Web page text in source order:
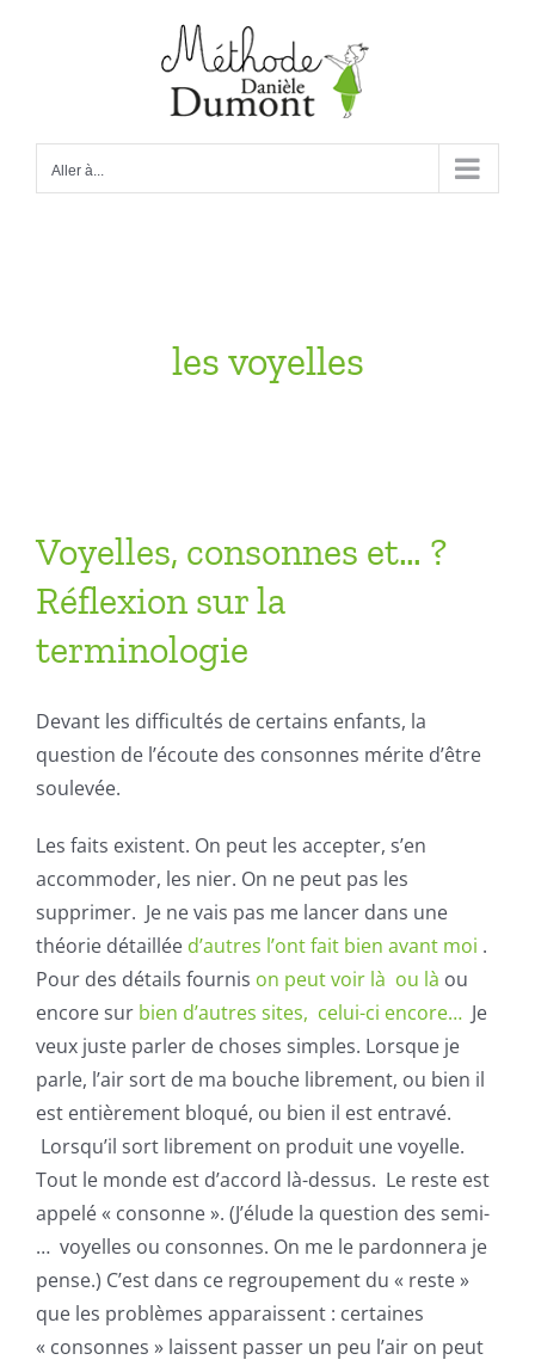
Aller à...
les voyelles
Voyelles, consonnes et… ?
Réflexion sur la
terminologie
Devant les difficultés de certains enfants, la
question de l’écoute des consonnes mérite d’être
soulevée.
Les faits existent. On peut les accepter, s’en
accommoder, les nier. On ne peut pas les
supprimer. Je ne vais pas me lancer dans une
théorie détaillée d’autres l’ont fait bien avant moi .
Pour des détails fournis on peut voir là ou là ou
encore sur bien d’autres sites, celui-ci encore… Je
veux juste parler de choses simples. Lorsque je
parle, l’air sort de ma bouche librement, ou bien il
est entièrement bloqué, ou bien il est entravé.
Lorsqu’il sort librement on produit une voyelle.
Tout le monde est d’accord là-dessus. Le reste est
appelé « consonne ». (J’élude la question des semi-
… voyelles ou consonnes. On me le pardonnera je
pense.) C’est dans ce regroupement du « reste »
que les problèmes apparaissent : certaines
« consonnes » laissent passer un peu l’air on peut